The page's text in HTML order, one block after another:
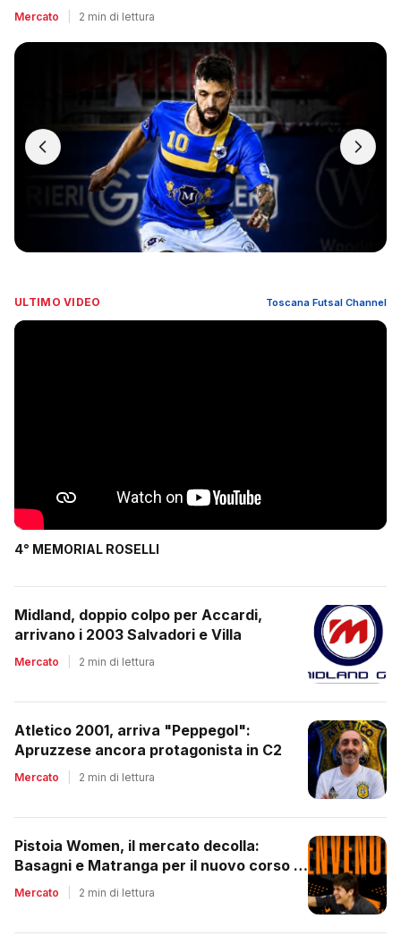
Mercato 2 min di lettura
ULTIMO VIDEO Toscana Futsal Channel
4° MEMORIAL ROSELLI
Midland, doppio colpo per Accardi,
arrivano i 2003 Salvadori e Villa
Mercato 2 min di lettura
Atletico 2001, arriva "Peppegol":
Apruzzese ancora protagonista in C2
Mercato 2 min di lettura
Pistoia Women, il mercato decolla:
Basagni e Matranga per il nuovo corso di
Nico Lami
Mercato 2 min di lettura